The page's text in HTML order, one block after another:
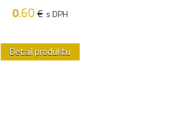
0.60€ s DPH
Detail produktu